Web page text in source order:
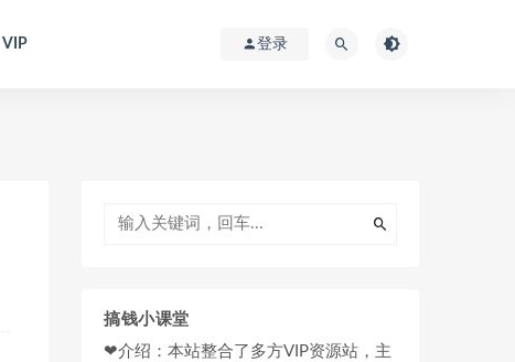
VIP 登录
搞钱小课堂
❤介绍：本站整合了多方VIP资源站，主